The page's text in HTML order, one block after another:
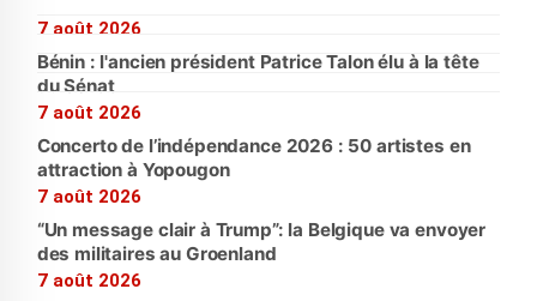
7 août 2026
Bénin : l'ancien président Patrice Talon élu à la tête
du Sénat
7 août 2026
Concerto de l’indépendance 2026 : 50 artistes en
attraction à Yopougon
7 août 2026
“Un message clair à Trump”: la Belgique va envoyer
des militaires au Groenland
7 août 2026